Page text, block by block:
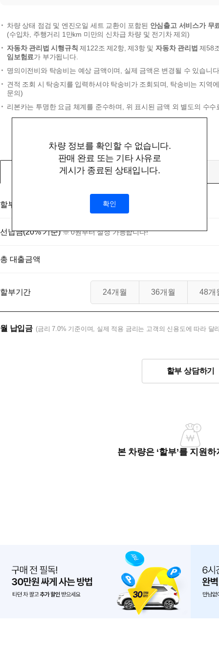
차량 정보를 확인할 수 없습니다.
판매 완료 또는 기타 사유로
게시가 종료된 상태입니다.
확인
차량 상태 점검 및 엔진오일 세트 교환이 포함된 안심출고 서비스가 무
(수입차, 주행거리 1만km 미만의 신차급 차량 및 전기차 제외)
자동차 관리법 시행규칙 제122조 제2항, 제3항 및자동차 관리법 제58
임보험료가 부가됩니다.
명의이전비와 탁송비는 예상 금액이며, 실제 금액은 변경될 수 있습니
견적 조회 시 탁송지를 입력하셔야 탁송비가 조회되며, 탁송비는 지역
문의)
리본카는 투명한 요금 체계를 준수하며, 위 표시된 금액 외 별도의 수
할부
할부대상 금액 (부대비용 및 탁송비 미포함)
선납금(20% 기준) ※ 0원부터 설정 가능합니다!
총 대출금액
할부기간 24개월 36개월 48개
월 납입금 (금리 7.0% 기준이며, 실제 적용 금리는 고객의 신용도에 따라 달
할부 상담하기
본 차량은 ‘할부’를 지원